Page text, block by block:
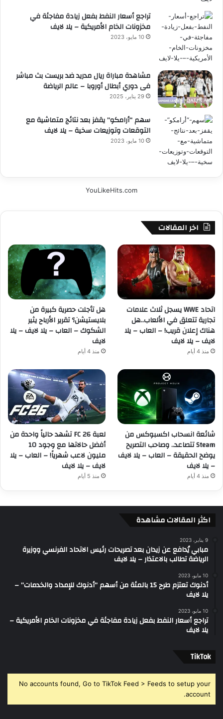
تراجع أسعار النفط بفعل زيادة مفاجئة في
مخزونات الخام الأمريكية – يلا لايف
10 مايو، 2023
مشاهدة مباراة ريال مدريد ضد بريست بث مباشر
فى دوري أبطال أوروبا – عالم الرياضة
29 يناير، 2025
سهم “أرامكو” يقفز بعد نتائج متماشية مع
التوقعات وتوزيعات سخية – يلا لايف
10 مايو، 2023
YouLikeHits.com
اخر المقالات
اتحاد WWE يسجل ثلاث علامات
تجارية تتعلق في الألعاب..هل
هناك إعلان قريب! – العاب – يلا
لايف – يلا لايف
منذ 4 أيام
هل تأجلت حصرية كبيرة من
بلايستيشن؟ تقرير الأرباح يثير
الشكوك – العاب – يلا لايف – يلا
لايف
منذ 4 أيام
شائعة انسحاب اكسبوكس من
Steam تتصاعد.. وصاحب التصريح
يوضح الحقيقة – العاب – يلا لايف
– يلا لايف
منذ 4 أيام
لعبة FC 26 تشهد حالياً واحدة من
أفضل حالاتها مع وجود 10
مليون لاعب شهرياً! – العاب – يلا
لايف – يلا لايف
منذ 5 أيام
اكثر المقالات مشاهدة
9 يناير، 2023
مبابي يُدافع عن زيدان بعد تصريحات رئيس الاتحاد الفرنسي ووزيرة
الرياضة تطالب بالاعتذار – يلا لايف
10 مايو، 2023
أدنوك تعتزم طرح 15 بالمئة من أسهم “أدنوك للإمداد والخدمات” –
يلا لايف
10 مايو، 2023
تراجع أسعار النفط بفعل زيادة مفاجئة في مخزونات الخام الأمريكية –
يلا لايف
‫TikTok
No accounts found, Go to TikTok Feed > Feeds to setup your
account.